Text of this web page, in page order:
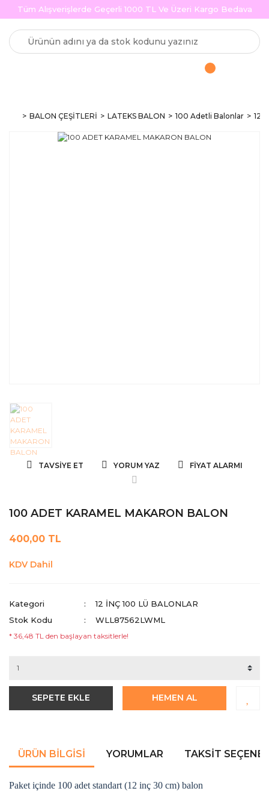
Tüm Alışverişlerde Geçerli 1000 TL Ve Üzeri Kargo Bedava
BALON ÇEŞİTLERİ LATEKS BALON 100 Adetli Balonlar 12
TAVSIYE ET YORUM YAZ FIYAT ALARMI
100 ADET KARAMEL MAKARON BALON
400,00 TL
KDV Dahil
Kategori
12 INÇ 100 LÜ BALONLAR
Stok Kodu
WLL87562LWML
* 36,48 TL den başlayan taksitlerle!
SEPETE EKLE HEMEN AL
ÜRÜN BILGISI YORUMLAR TAKSIT
Paket içinde 100 adet standart (12 inç 30 cm) balon